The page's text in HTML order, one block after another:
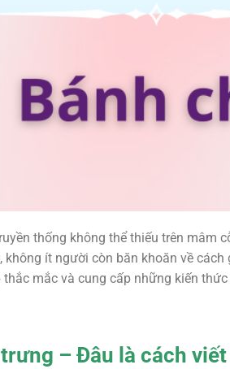
thống không thể thiếu trên mâm
ít người còn băn khoăn về cách
mắc và cung cấp những kiến
– Đâu là cách